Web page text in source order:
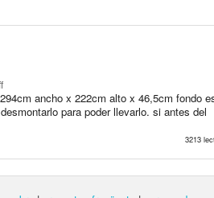
ancho x 222cm alto x 46,5cm fondo
para poder llevarlo. si antes del
3213